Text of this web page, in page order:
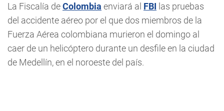
La Fiscalía deColombia enviará al FBI las pruebas
del accidente aéreo por el que dos miembros de la
Fuerza Aérea colombiana murieron el domingo al
caer de un helicóptero durante un desfile en la ciudad
de Medellín, en el noroeste del país.